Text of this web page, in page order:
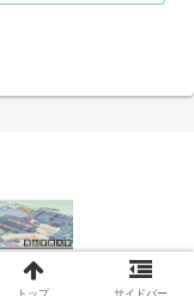
トップ サイドバー